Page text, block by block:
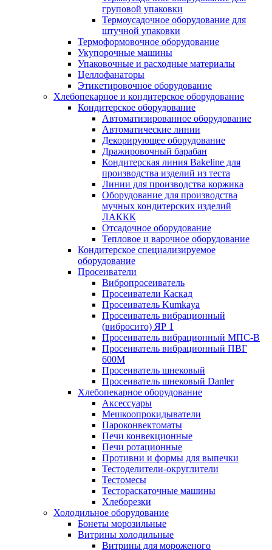
груповой упаковки
Термоусадочное оборудование для
штучной упаковки
Термоформовочное оборудование
Укупорочные машины
Упаковочные и расходные материалы
Целлофанаторы
Этикетировочное оборудование
Хлебопекарное и кондитерское оборудование
Кондитерское оборудование
Автоматизированное оборудование
Автоматические линии
Декорирующее оборудование
Дражировочный барабан
Кондитерская линия Bakeline для
производства изделий из теста
Линии для производства коржика
Оборудование для производства
мучных кондитерских изделий
ЛАККК
Отсадочное оборудование
Тепловое и варочное оборудование
Кондитерское специализируемое
оборудование
Просеиватели
Вибропросеиватель
Просеиватели Каскад
Просеиватель Kumkaya
Просеиватель вибрационный
(вибросито) ЯР 1
Просеиватель вибрационный МПС-В
Просеиватель вибрационный ПВГ
600М
Просеиватель шнековый
Просеиватель шнековый Danler
Хлебопекарное оборудование
Аксессуары
Мешкоопрокидыватели
Пароконвектоматы
Печи конвекционные
Печи ротационные
Противни и формы для выпечки
Тестоделители-округлители
Тестомесы
Тестораскаточные машины
Хлеборезки
Холодильное оборудование
Бонеты морозильные
Витрины холодильные
Витрины для мороженого